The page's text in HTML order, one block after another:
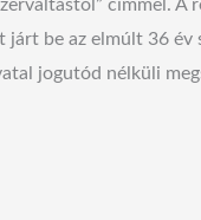
címmel. A
be az elmúlt 36 év
jogutód nélküli